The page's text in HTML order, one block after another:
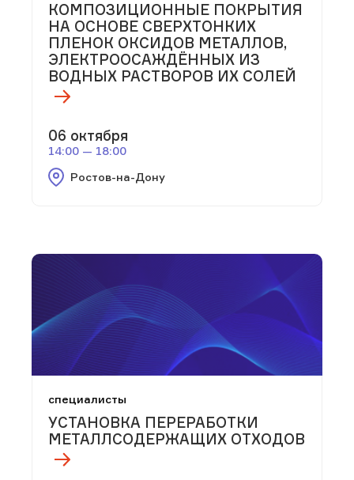
КОМПОЗИЦИОННЫЕ ПОКРЫТИЯ
НА ОСНОВЕ СВЕРХТОНКИХ
ПЛЕНОК ОКСИДОВ МЕТАЛЛОВ,
ЭЛЕКТРООСАЖДЁННЫХ ИЗ
ВОДНЫХ РАСТВОРОВ ИХ СОЛЕЙ
06 октября
14:00 — 18:00
Ростов-на-Дону
специалисты
УСТАНОВКА ПЕРЕРАБОТКИ
МЕТАЛЛСОДЕРЖАЩИХ ОТХОДОВ